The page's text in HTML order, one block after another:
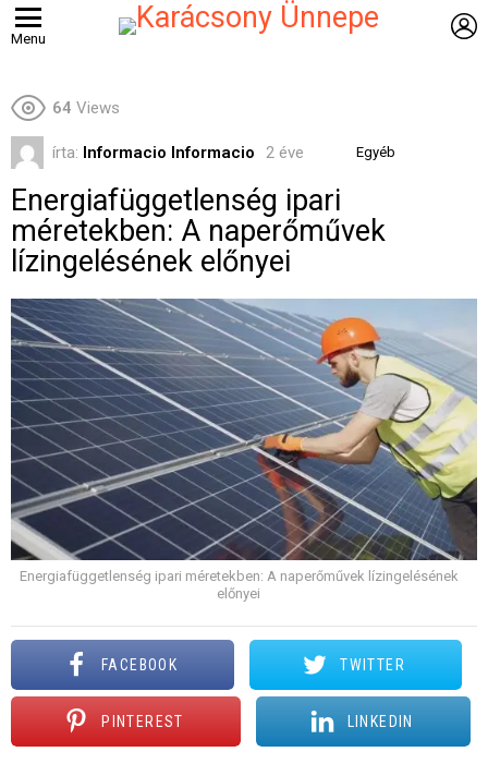
Menu
64 Views
írta: Informacio Informacio 2 éve Egyéb
Energiafüggetlenség ipari
méretekben: A naperőművek
lízingelésének előnyei
Energiafüggetlenség ipari méretekben: A naperőművek lízingelésének
előnyei
FACEBOOK TWITTER
PINTEREST LINKEDIN